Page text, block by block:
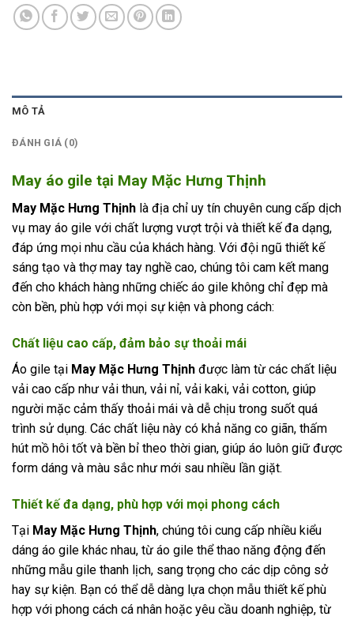
MÔ TẢ
ĐÁNH GIÁ (0)
May áo gile tại May Mặc Hưng Thịnh
May Mặc Hưng Thịnh là địa chỉ uy tín chuyên cung cấp dịch
vụ may áo gile với chất lượng vượt trội và thiết kế đa dạng,
đáp ứng mọi nhu cầu của khách hàng. Với đội ngũ thiết kế
sáng tạo và thợ may tay nghề cao, chúng tôi cam kết mang
đến cho khách hàng những chiếc áo gile không chỉ đẹp mà
còn bền, phù hợp với mọi sự kiện và phong cách:
Chất liệu cao cấp, đảm bảo sự thoải mái
Áo gile tại May Mặc Hưng Thịnh được làm từ các chất liệu
vải cao cấp như vải thun, vải nỉ, vải kaki, vải cotton, giúp
người mặc cảm thấy thoải mái và dễ chịu trong suốt quá
trình sử dụng. Các chất liệu này có khả năng co giãn, thấm
hút mồ hôi tốt và bền bỉ theo thời gian, giúp áo luôn giữ được
form dáng và màu sắc như mới sau nhiều lần giặt.
Thiết kế đa dạng, phù hợp với mọi phong cách
Tại May Mặc Hưng Thịnh, chúng tôi cung cấp nhiều kiểu
dáng áo gile khác nhau, từ áo gile thể thao năng động đến
những mẫu gile thanh lịch, sang trọng cho các dịp công sở
hay sự kiện. Bạn có thể dễ dàng lựa chọn mẫu thiết kế phù
hợp với phong cách cá nhân hoặc yêu cầu doanh nghiệp, từ